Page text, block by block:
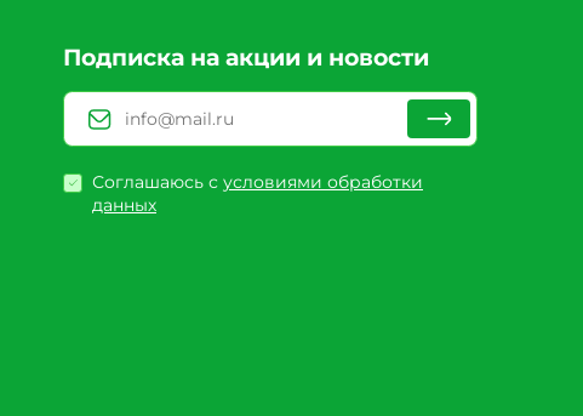
Подписка на акции и новости
Соглашаюсь с условиями обработки
данных